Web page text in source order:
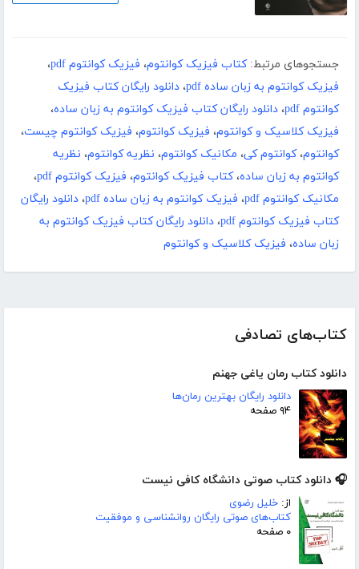
کتاب‌های تصادفی
دانلود کتاب رمان یاغی جهنم
دانلود رایگان بهترین رمان‌ها
۹۴ صفحه
🎧 دانلود کتاب صوتی دانشگاه کافی نیست
از: خلیل رضوی
کتاب‌های صوتی رایگان روانشناسی و موفقیت
۰ صفحه
جستجوهای مرتبط: کتاب فیزیک کوانتوم، فیزیک کوانتوم pdf
،
فیزیک کوانتوم به زبان ساده pdf
، دانلود رایگان کتاب فیزیک
کوانتوم pdf
، دانلود رایگان کتاب فیزیک کوانتوم به زبان ساده،
فیزیک کلاسیک و کوانتوم، فیزیک کوانتوم، فیزیک کوانتوم چیست،
کوانتوم،کوانتوم کی، مکانیک کوانتوم، نظریه کوانتوم، نظریه
کوانتوم به زبان ساده،کتاب فیزیک کوانتوم، فیزیک کوانتوم pdf
،
مکانیک کوانتوم pdf
، فیزیک کوانتوم به زبان ساده pdf ، دانلود رایگان
کتاب فیزیک کوانتوم pdf
، دانلود رایگان کتاب فیزیک کوانتوم به
زبان ساده، فیزیک کلاسیک و کوانتوم